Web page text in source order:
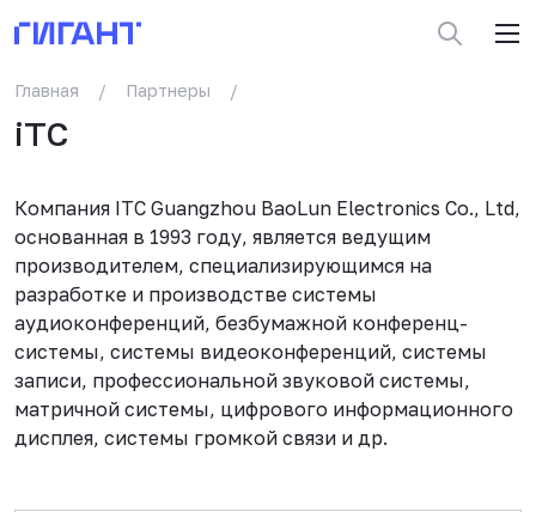
Главная / Партнеры /
iTC
Компания ITC Guangzhou BaoLun Electronics Co., Ltd,
основанная в 1993 году, является ведущим
производителем, специализирующимся на
разработке и производстве системы
аудиоконференций, безбумажной конференц-
системы, системы видеоконференций, системы
записи, профессиональной звуковой системы,
матричной системы, цифрового информационного
дисплея, системы громкой связи и др.